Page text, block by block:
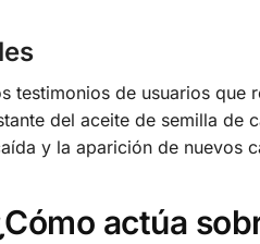
testimonios de usuarios que
del aceite de semilla de
y la aparición de nuevos
actúa